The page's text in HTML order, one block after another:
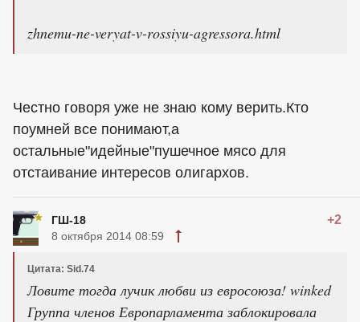
zhnemu-ne-veryat-v-rossiyu-agressora.html
Честно говоря уже не знаю кому верить.Кто
поумней все понимают,а
остальные"идейные"пушечное мясо для
отстаивание интересов олигархов.
ГШ-18 +2
8 октября 2014 08:59
Цитата: Sid.74
Ловите тогда лучик любви из евросоюза! winked
Группа членов Европарламента заблокировала